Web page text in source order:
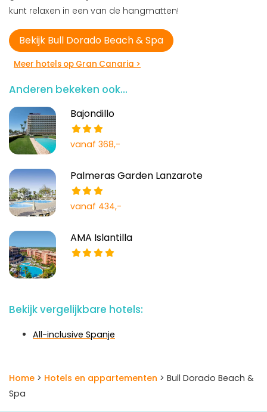
kunt relaxen in een van de hangmatten!
Bekijk Bull Dorado Beach & Spa
Meer hotels op Gran Canaria >
Anderen bekeken ook...
Bajondillo
vanaf 368,-
Palmeras Garden Lanzarote
vanaf 434,-
AMA Islantilla
Bekijk vergelijkbare hotels:
All-inclusive Spanje
Home > Hotels en appartementen > Bull Dorado Beach &
Spa